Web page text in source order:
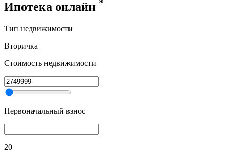
Ипотека онлайн *
Тип недвижимости
Вторичка
Стоимость недвижимости
Первоначальный взнос
20